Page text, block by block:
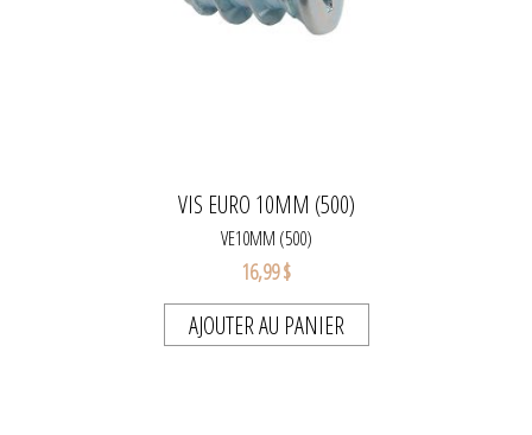
VIS EURO 10MM (500)
VE10MM (500)
16,99 $
AJOUTER AU PANIER